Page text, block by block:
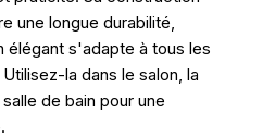
une longue durabilité,
élégant s'adapte à tous les
la dans le salon, la
de bain pour une